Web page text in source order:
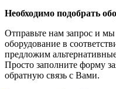
Необходимо подобрать
Отправьте нам запрос и
оборудование в
предложим
Просто заполните форму
обратную связь с Вами.